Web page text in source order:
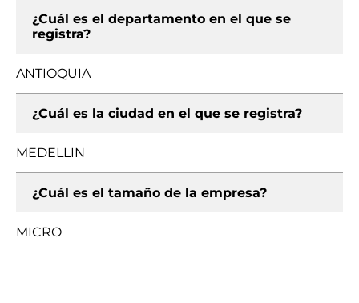
¿Cuál es el departamento en el que se
registra?
ANTIOQUIA
¿Cuál es la ciudad en el que se registra?
MEDELLIN
¿Cuál es el tamaño de la empresa?
MICRO